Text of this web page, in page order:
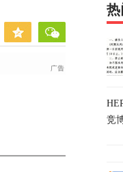
热
竞